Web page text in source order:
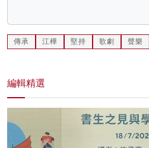
傳承 江樺 堅持 歌劇 聲樂
編輯精選